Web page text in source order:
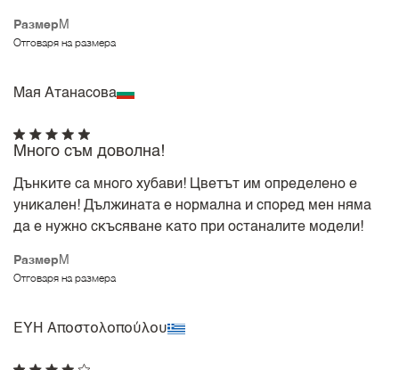
Размер M
Отговаря на размера
Мая Атанасова
Размер M
Отговаря на размера
Много съм доволна!
Дънките са много хубави! Цветът им определено е
уникален! Дължината е нормална и според мен няма
да е нужно скъсяване като при останалите модели!
ΕΥΗ Αποστολοπούλου